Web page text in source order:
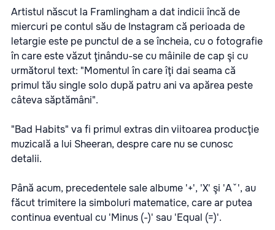
Artistul născut la Framlingham a dat indicii încă de
miercuri pe contul său de Instagram că perioada de
letargie este pe punctul de a se încheia, cu o fotografie
în care este văzut ţinându-se cu mâinile de cap şi cu
următorul text: "Momentul în care îţi dai seama că
primul tău single solo după patru ani va apărea peste
câteva săptămâni".
"Bad Habits" va fi primul extras din viitoarea producţie
muzicală a lui Sheeran, despre care nu se cunosc
detalii.
Până acum, precedentele sale albume '+', 'X' şi 'Aˇ', au
făcut trimitere la simboluri matematice, care ar putea
continua eventual cu 'Minus (-)' sau 'Equal (=)'.